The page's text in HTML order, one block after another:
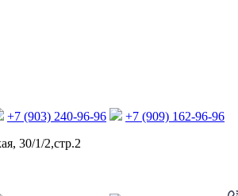
+7 (903) 240-96-96
+7 (909) 162-96-96
30/1/2,стр.2